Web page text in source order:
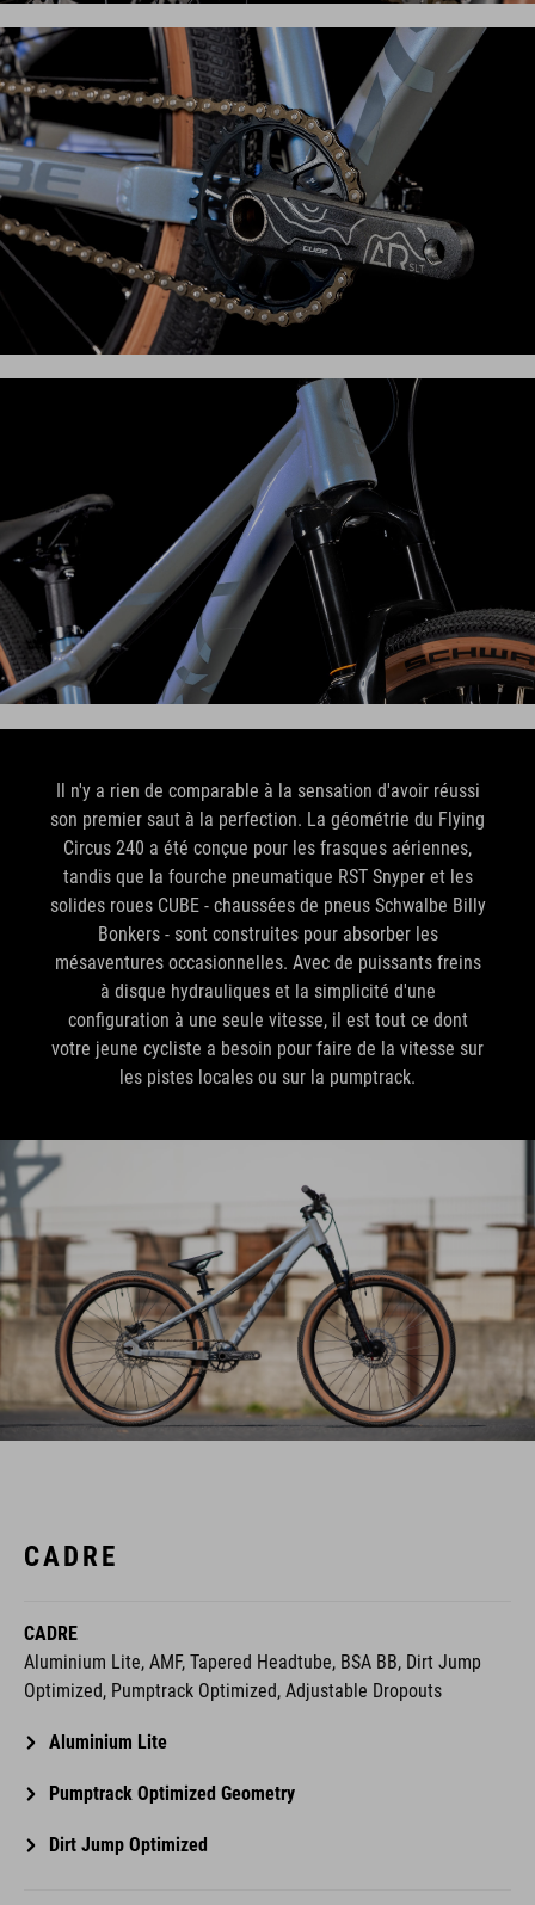
Il n'y a rien de comparable à la sensation d'avoir réussi
son premier saut à la perfection. La géométrie du Flying
Circus 240 a été conçue pour les frasques aériennes,
tandis que la fourche pneumatique RST Snyper et les
solides roues CUBE - chaussées de pneus Schwalbe Billy
Bonkers - sont construites pour absorber les
mésaventures occasionnelles. Avec de puissants freins
à disque hydrauliques et la simplicité d'une
configuration à une seule vitesse, il est tout ce dont
votre jeune cycliste a besoin pour faire de la vitesse sur
les pistes locales ou sur la pumptrack.
CADRE
CADRE
Aluminium Lite, AMF, Tapered Headtube, BSA BB, Dirt Jump
Optimized, Pumptrack Optimized, Adjustable Dropouts
Aluminium Lite
Pumptrack Optimized Geometry
Dirt Jump Optimized